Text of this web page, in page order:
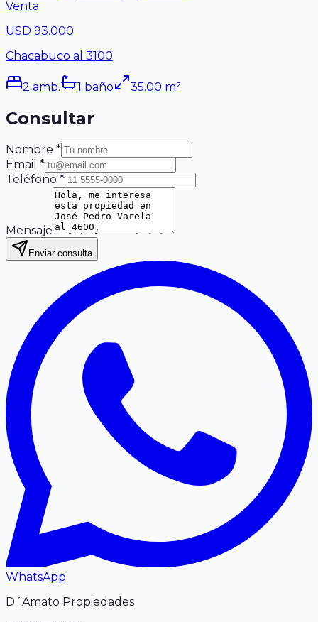
Venta
USD 93.000
Chacabuco al 3100
2 amb. 1 baño 35.00 m²
Consultar
Nombre *
Email *
Teléfono *
Mensaje
Enviar consulta
WhatsApp
D´Amato Propiedades